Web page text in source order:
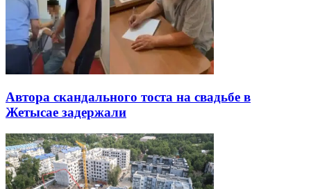
Автора скандального тоста на свадьбе в
Жетысае задержали